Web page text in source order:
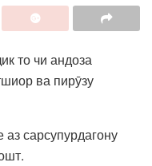
то чи андоза
ва пирӯзу
сарсупурдагону